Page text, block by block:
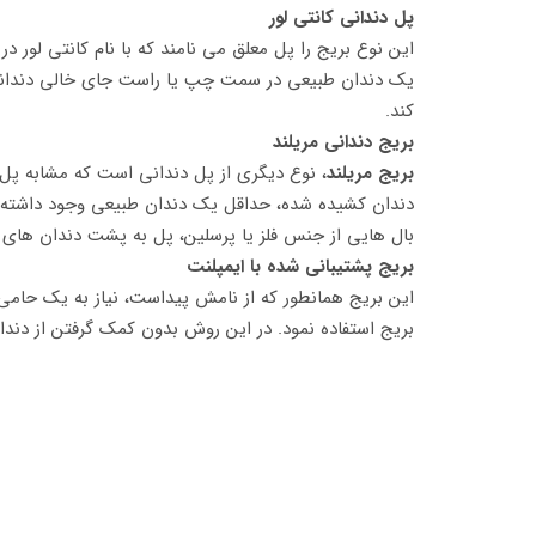
پل دندانی کانتی لور
این نوع بریج را پل معلق می نامند که با نام کانتی
یک دندان طبیعی در سمت چپ یا راست جای خالی
کند.
بریج دندانی مریلند
بریج مریلند، نوع دیگری از پل دندانی است که
دندان کشیده شده، حداقل یک دندان طبیعی وجود داشته
بال هایی از جنس فلز یا پرسلین، پل به پشت
بریج پشتیبانی شده با ایمپلنت
این بریج همانطور که از نامش پیداست، نیاز به یک
بریج استفاده نمود. در این روش بدون کمک گرفتن از